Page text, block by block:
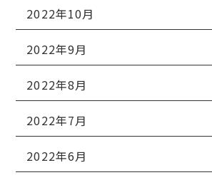
2022年10月
2022年9月
2022年8月
2022年7月
2022年6月